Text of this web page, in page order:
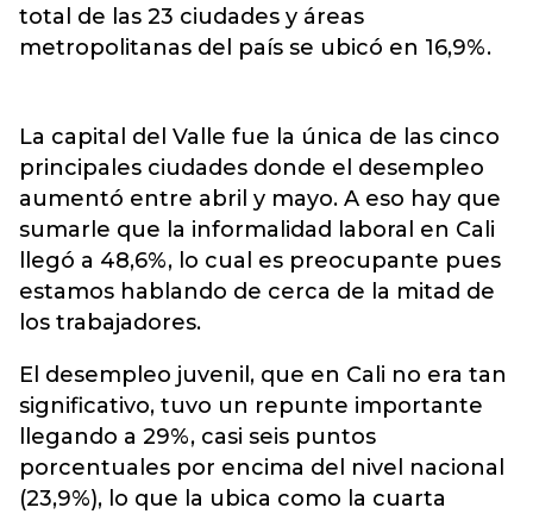
total de las 23 ciudades y áreas
metropolitanas del país se ubicó en 16,9%.
La capital del Valle fue la única de las cinco
principales ciudades donde el desempleo
aumentó entre abril y mayo. A eso hay que
sumarle que la informalidad laboral en Cali
llegó a 48,6%, lo cual es preocupante pues
estamos hablando de cerca de la mitad de
los trabajadores.
El desempleo juvenil, que en Cali no era tan
significativo, tuvo un repunte importante
llegando a 29%, casi seis puntos
porcentuales por encima del nivel nacional
(23,9%), lo que la ubica como la cuarta